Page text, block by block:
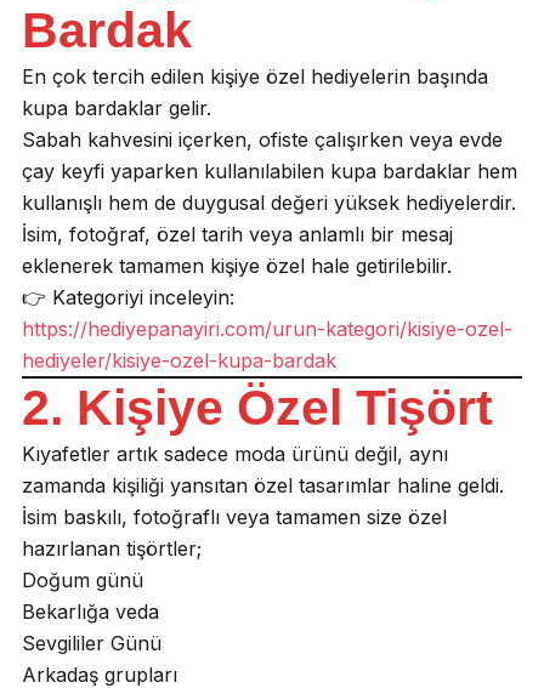
Bardak
En çok tercih edilen kişiye özel hediyelerin başında
kupa bardaklar gelir.
Sabah kahvesini içerken, ofiste çalışırken veya evde
çay keyfi yaparken kullanılabilen kupa bardaklar hem
kullanışlı hem de duygusal değeri yüksek hediyelerdir.
İsim, fotoğraf, özel tarih veya anlamlı bir mesaj
eklenerek tamamen kişiye özel hale getirilebilir.
👉 Kategoriyi inceleyin:
https://hediyepanayiri.com/urun-kategori/kisiye-ozel-
hediyeler/kisiye-ozel-kupa-bardak
2. Kişiye Özel Tişört
Kıyafetler artık sadece moda ürünü değil, aynı
zamanda kişiliği yansıtan özel tasarımlar haline geldi.
İsim baskılı, fotoğraflı veya tamamen size özel
hazırlanan tişörtler;
Doğum günü
Bekarlığa veda
Sevgililer Günü
Arkadaş grupları